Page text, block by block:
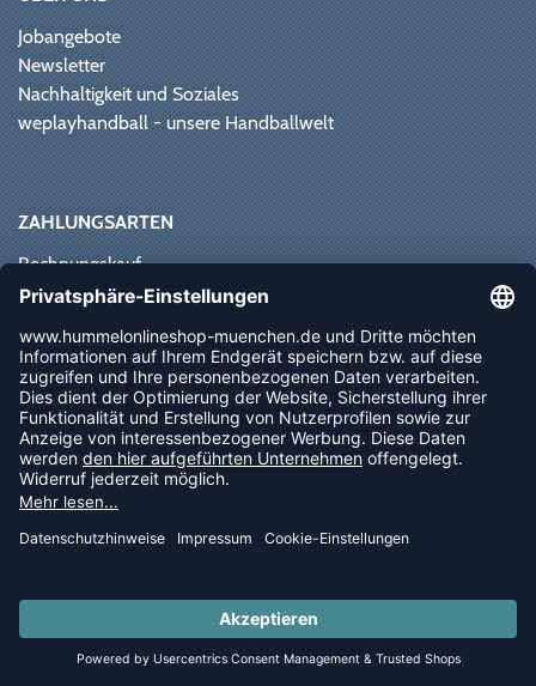
LAST PIECES: Bekleidung - Spare bis zu 65%
Jobangebote
Newsletter
Nachhaltigkeit und Soziales
weplayhandball - unsere Handballwelt
ZAHLUNGSARTEN
Rechnungskauf
Paypal
Vorkasse
Sofortüberweisung
NEWSLETTER